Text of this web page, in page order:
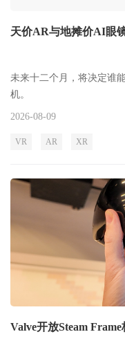
天价AR与地摊价AI眼
未来十二个月，将决定谁
机。
2026-08-09
VR AR XR
Valve开放Steam